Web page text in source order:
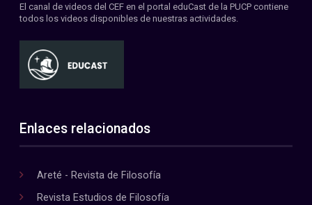
El canal de videos del CEF en el portal eduCast de la PUCP contiene
todos los videos disponibles de nuestras actividades.
Enlaces relacionados
Areté - Revista de Filosofía
Revista Estudios de Filosofía